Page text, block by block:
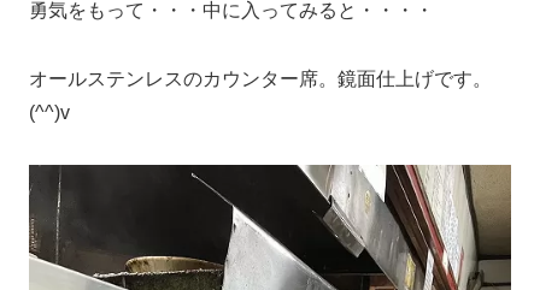
勇気をもって・・・中に入ってみると・・・・
オールステンレスのカウンター席。鏡面仕上げです。
(^^)v